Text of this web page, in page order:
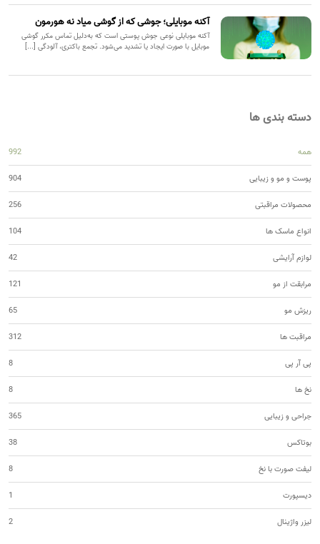
آکنه موبایلی؛ جوشی که از گوشی میاد نه هورمون
آکنه موبایلی نوعی جوش پوستی است که به‌دلیل تماس مکرر گوشی
موبایل با صورت ایجاد یا تشدید می‌شود. تجمع باکتری، آلودگی [...]
دسته بندی ها
همه 992
پوست و مو و زیبایی 904
محصولات مراقبتی 256
انواع ماسک ها 104
لوازم آرایشی 42
مرابقت از مو 121
ریزش مو 65
مراقبت ها 312
پی آر پی 8
نخ ها 8
جراحی و زیبایی 365
بوتاکس 38
لیفت صورت با نخ 8
دیسپورت 1
لیزر واژینال 2